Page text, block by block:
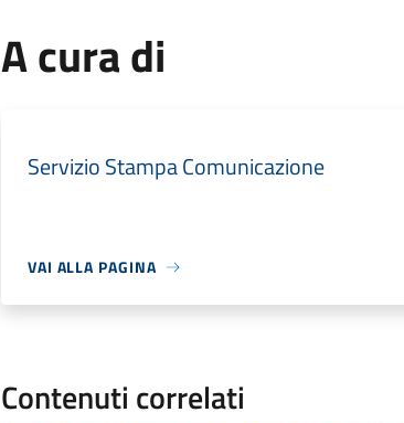
A cura di
Servizio Stampa Comunicazione
VAI ALLA PAGINA
Contenuti correlati